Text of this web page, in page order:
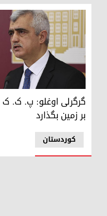
عمر فاروق گرگرلی اوغلو،
کوردستان
گرگرلی اوغلو: پ. ک.
بر زمین بگذارد